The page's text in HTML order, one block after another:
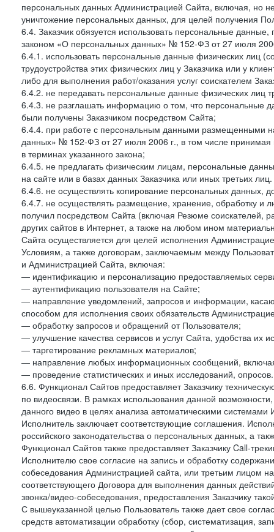
персональных данных Администрацией Сайта, включая, но
уничтожение персональных данных, для целей получения
6.4. Заказчик обязуется использовать персональные
законом «О персональных данных» № 152-ФЗ от 27 июля
6.4.1. использовать персональные данные физических лиц
трудоустройства этих физических лиц у Заказчика или у
либо для выполнения работ/оказания услуг соискателем
6.4.2. не передавать персональные данные физических лиц
6.4.3. не разглашать информацию о том, что персональные
были получены Заказчиком посредством Сайта;
6.4.4. при работе с персональным данными размещенными
данных» № 152-ФЗ от 27 июля 2006 г., в том числе принимая
в терминах указанного закона;
6.4.5. не предлагать физическим лицам, персональные
на сайте или в базах данных Заказчика или иных третьих лиц.
6.4.6. не осуществлять копирование персональных данных,
6.4.7. не осуществлять размещение, хранение, обработку и
получил посредством Сайта (включая Резюме
других сайтов в Интернет, а также на любом ином
Сайта осуществляется для целей исполнения
Условиям, а также договорам, заключаемым между
и Администрацией Сайта, включая:
— идентификацию и персонализацию предоставляемых
— аутентификацию пользователя на Сайте;
— направление уведомлений, запросов и информации,
способом для исполнения своих обязательств
— обработку запросов и обращений от Пользователя;
— улучшение качества сервисов и услуг Сайта, удобства их
— таргетирование рекламных материалов;
— направление любых информационных сообщений,
— проведение статистических и иных исследований, опросов.
6.6. Функционал Сайтов предоставляет Заказчику
по видеосвязи. В рамках использования данной
данного видео в целях анализа автоматическими
Исполнитель заключает соответствующие соглашения.
российского законодательства о персональных данных, а
Функционал Сайтов также предоставляет Заказчику Call-
Исполнителю свое согласие на запись и обработку
собеседования Администрацией сайта, или третьим лицом
соответствующего Договора для выполнения данных
звонка/видео-собеседования, предоставления Заказчику
С вышеуказанной целью Пользователь также дает свое
средств автоматизации обработку (сбор, систематизация,